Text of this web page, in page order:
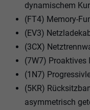
dynamischem
(FT4) Memory-
(EV3)
(3CX)
(7W7) Proaktives
(1N7)
(5KR)
asymmetrisch